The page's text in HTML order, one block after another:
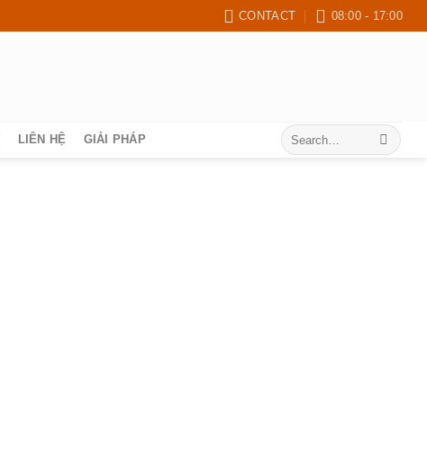
CONTACT 08:00 - 17:00
LIÊN HỆ GIẢI PHÁP
Search
for: